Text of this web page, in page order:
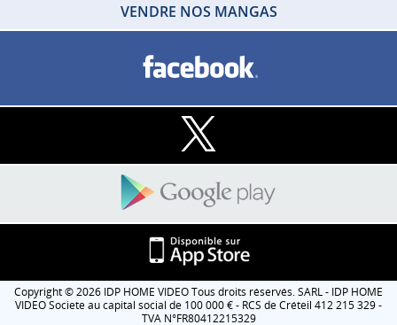
VENDRE NOS MANGAS
Copyright © 2026 IDP HOME VIDEO Tous droits réservés. SARL - IDP HOME
VIDEO Societe au capital social de 100 000 € - RCS de Créteil 412 215 329 -
TVA N°FR80412215329